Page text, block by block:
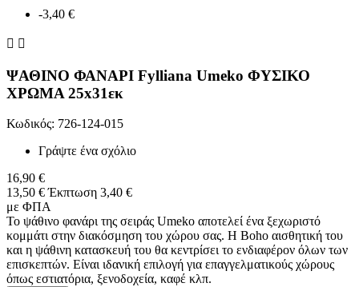
-3,40 €
 
ΨΑΘΙΝΟ ΦΑΝΑΡΙ Fylliana Umeko ΦΥΣΙΚΟ
ΧΡΩΜΑ 25x31εκ
Κωδικός: 726-124-015
Γράψτε ένα σχόλιο
16,90 €
13,50 € Έκπτωση 3,40 €
με ΦΠΑ
Το ψάθινο φανάρι της σειράς Umeko αποτελεί ένα ξεχωριστό
κομμάτι στην διακόσμηση του χώρου σας. Η Boho αισθητική του
και η ψάθινη κατασκευή του θα κεντρίσει το ενδιαφέρον όλων των
επισκεπτών. Είναι ιδανική επιλογή για επαγγελματικούς χώρους
όπως εστιατόρια, ξενοδοχεία, καφέ κλπ.